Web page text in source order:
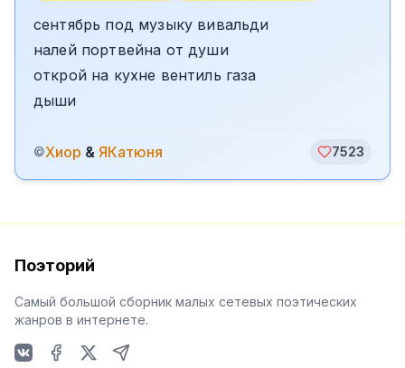
сентябрь под музыку вивальди
налей портвейна от души
открой на кухне вентиль газа
дыши
©Хиор & ЯКатюня 7523
Поэторий
Самый большой сборник малых сетевых поэтических
жанров в интернете.